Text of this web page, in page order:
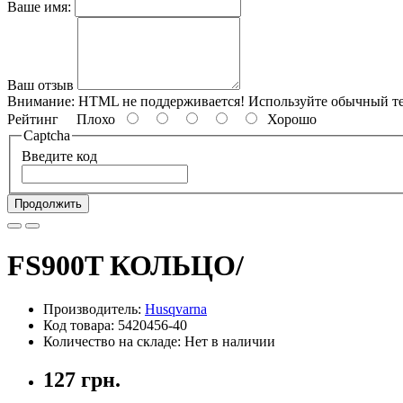
Ваше имя:
Ваш отзыв
Внимание: HTML не поддерживается! Используйте обычный
Рейтинг Плохо
Хорошо
Captcha
Введите код
Продолжить
FS900T КОЛЬЦО/
Производитель: Husqvarna
Код товара: 5420456-40
Количество на складе: Нет в наличии
127 грн.